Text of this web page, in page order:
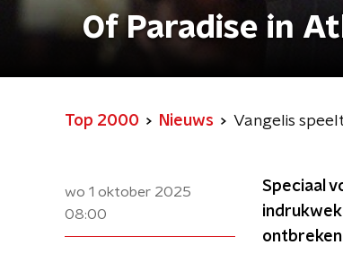
Of Paradise in
Top 2000 Nieuws Vangelis
wo 1 oktober 2025
08:00
Speciaal